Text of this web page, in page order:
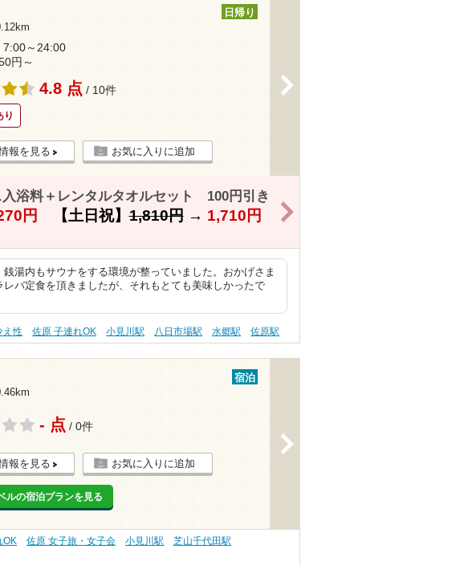
日帰り
7:00～24:00
円～
4.8 点 / 10件
り
報を見る お気に入りに追加
入浴料＋レンタルタオルセット 100円引き
円 【土日祝】1,810円→ 1,710円
湯内もサウナをする環境が整っていました。おかげさま
バ定食を頂きましたが、それもとても美味しかったで
え性 佐原 子連れOK 小見川駅 八日市場駅 水郷駅 佐原駅
宿泊
- 点 / 0件
報を見る お気に入りに追加
ルの宿泊プランを見る
OK 佐原 女子旅・女子会 小見川駅
芝山千代田駅